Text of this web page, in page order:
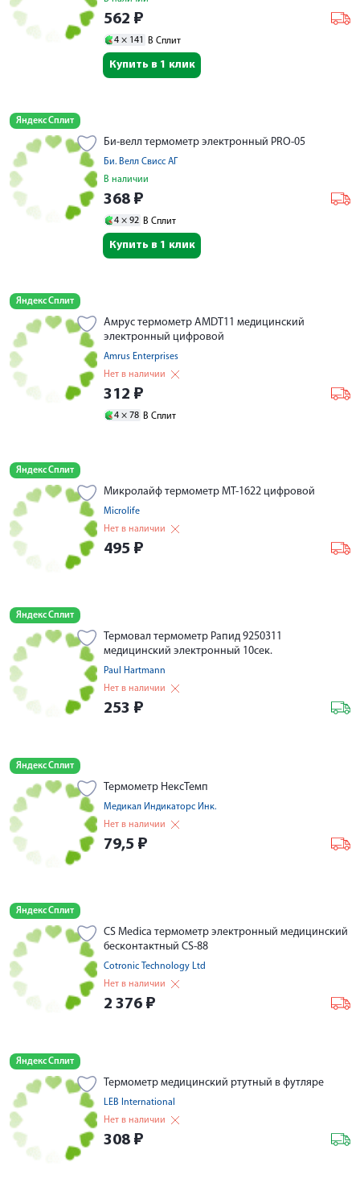
562 ₽
4 × 141 В Сплит
Купить в 1 клик
Яндекс Сплит
Би-велл термометр электронный PRO-05
Би. Велл Свисс АГ
В наличии
368 ₽
4 × 92 В Сплит
Купить в 1 клик
Яндекс Сплит
Амрус термометр AMDT11 медицинский
электронный цифровой
Amrus Enterprises
Нет в наличии
312 ₽
4 × 78 В Сплит
Яндекс Сплит
Микролайф термометр МТ-1622 цифровой
Microlife
Нет в наличии
495 ₽
Яндекс Сплит
Термовал термометр Рапид 9250311
медицинский электронный 10сек.
Paul Hartmann
Нет в наличии
253 ₽
Яндекс Сплит
Термометр НексТемп
Медикал Индикаторс Инк.
Нет в наличии
79,5 ₽
Яндекс Сплит
CS Medica термометр электронный медицинский
бесконтактный CS-88
Cotronic Technology Ltd
Нет в наличии
2 376 ₽
Яндекс Сплит
Термометр медицинский ртутный в футляре
LEB International
Нет в наличии
308 ₽